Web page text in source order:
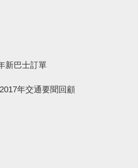
新巴士訂單
年交通要聞回顧